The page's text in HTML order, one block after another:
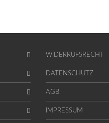
WIDERRUFSRECHT
DATENSCHUTZ
AGB
IMPRESSUM